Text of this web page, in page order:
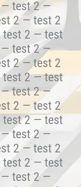
test 2 —
2 — test 2
2 — test
test 2 —
2 — test 2
2 — test
test 2 —
2 — test 2
2 — test
test 2 —
2 — test 2
2 — test
test 2 —